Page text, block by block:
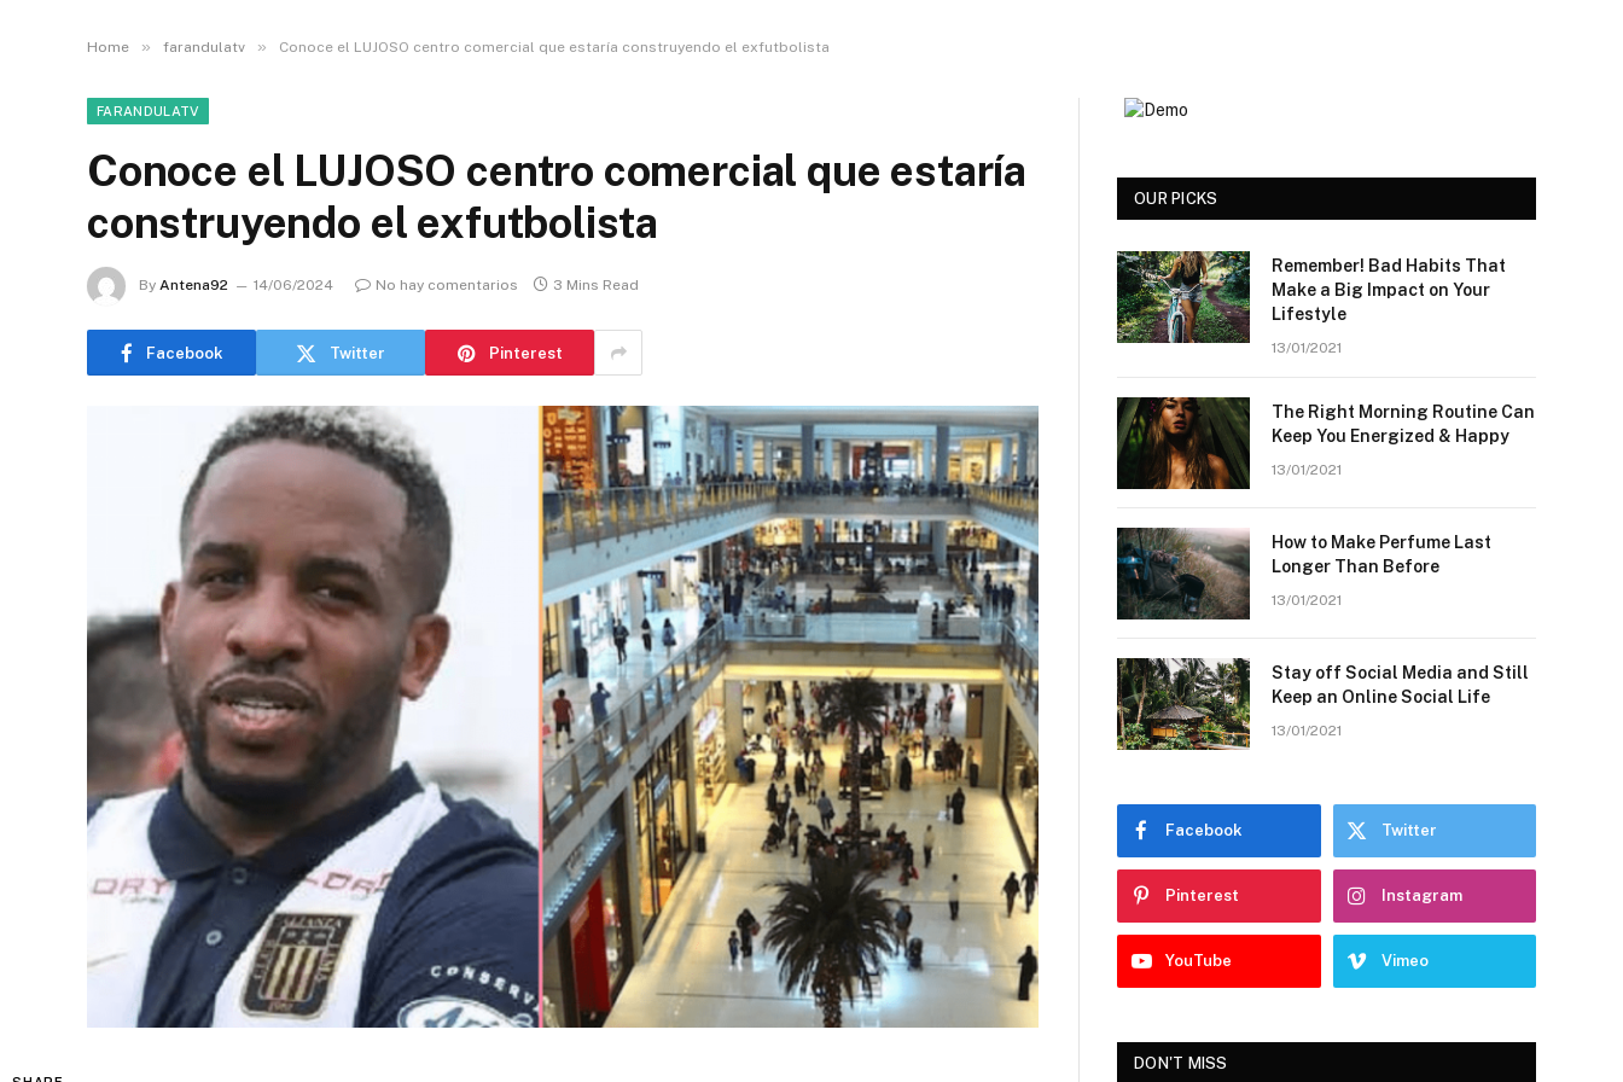
Home » farandulatv » Conoce el LUJOSO centro comercial que estaría construyendo el exfutbolista
FARANDULATV
Conoce el LUJOSO centro comercial que estaría
construyendo el exfutbolista
By Antena92 14/06/2024 No hay comentarios 3 Mins Read
Facebook Twitter Pinterest
OUR PICKS
Remember! Bad Habits That
Make a Big Impact on Your
Lifestyle
13/01/2021
The Right Morning Routine Can
Keep You Energized & Happy
13/01/2021
How to Make Perfume Last
Longer Than Before
13/01/2021
Stay off Social Media and Still
Keep an Online Social Life
13/01/2021
Facebook Twitter
Pinterest Instagram
YouTube Vimeo
DON'T MISS